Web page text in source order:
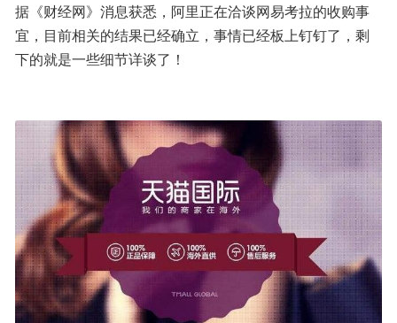
据《财经网》消息获悉，阿里正在洽谈网易考拉的收购事
宜，目前相关的结果已经确立，事情已经板上钉钉了，剩
下的就是一些细节详谈了！